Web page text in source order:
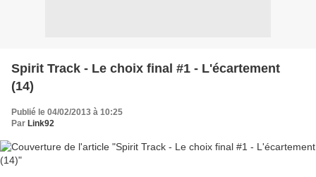
Spirit Track - Le choix final #1 - L'écartement
(14)
Publié le 04/02/2013 à 10:25
Par Link92